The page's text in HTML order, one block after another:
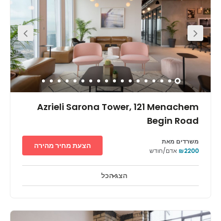
Nearby, you can also find the Tel Aviv Cinematheque
cinema complex, as well as Charles Bronfman
Auditorium and the Habima Theatre, both of which you
can easily enjoy outside of work.
Azrieli Sarona Tower, 121 Menachem
Begin Road
אזורי מנוחה
the heart of Tel Aviv, originally a German Templar Colony,
משרדים מאת
₪2200אדם/חודש
הצעת מחיר מהירה
הצג הכל